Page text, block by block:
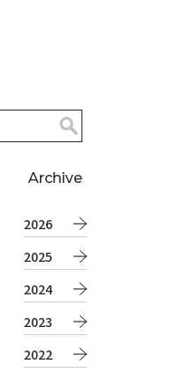
Archive
2026
2025
2024
2023
2022